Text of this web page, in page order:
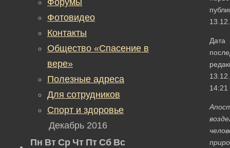
Дата
14:21
Фотовидео
Контакты
Общество «Спасение в
вере»
Полезные адреса
Для сотрудников
Спорт и здоровье
Декабрь 2016
Пн Вт Ср Чт Пт Сб Вс